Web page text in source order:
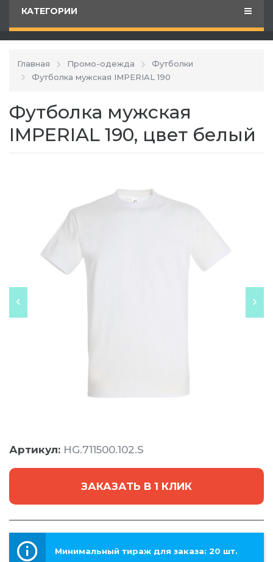
КАТЕГОРИИ
Главная Промо-одежда
Футболки
Футболка мужская IMPERIAL 190
Футболка мужская
IMPERIAL 190, цвет белый
Артикул: HG.711500.102.S
ЗАКАЗАТЬ В 1 КЛИК
Минимальный тираж для заказа: 20 шт.